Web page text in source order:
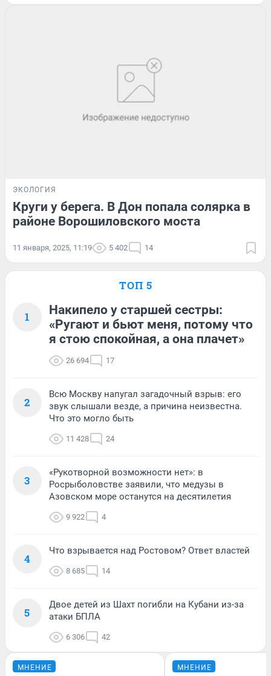
ЭКОЛОГИЯ
Круги у берега. В Дон попала солярка в
районе Ворошиловского моста
11 января, 2025, 11:19 5 402 14
ТОП 5
1
Накипело у старшей сестры:
«Ругают и бьют меня, потому что
я стою спокойная, а она плачет»
26 694 17
2
Всю Москву напугал загадочный взрыв: его
звук слышали везде, а причина неизвестна.
Что это могло быть
11 428 24
3
«Рукотворной возможности нет»: в
Росрыболовстве заявили, что медузы в
Азовском море останутся на десятилетия
9 922 4
4
Что взрывается над Ростовом? Ответ властей
8 685 14
5
Двое детей из Шахт погибли на Кубани из-за
атаки БПЛА
6 306 42
МНЕНИЕ МНЕНИЕ